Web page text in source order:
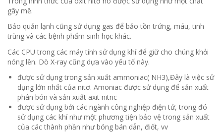
gây mê.
Bảo quản lạnh cũng sử dụng gas để bảo tồn trứng, máu, tinh
trùng và các bệnh phẩm sinh học khác.
Các CPU trong các máy tính sử dụng khí để giữ cho chúng khỏi
nóng lên. Dò X-ray cũng dựa vào yếu tố này.
được sử dụng trong sản xuất ammoniac( NH3),Đây là việc sử
dụng lớn nhất của nitơ. Amoniac được sử dụng để sản xuất
phân bón và sản xuất axit nitric
được sử dụng bởi các ngành công nghiệp điện tử, trong đó
sử dụng các khí như một phương tiện bảo vệ trong sản xuất
của các thành phần như bóng bán dẫn, điốt, vv